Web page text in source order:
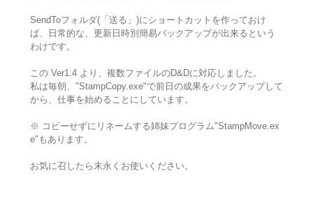
SendToフォルダ(「送る」)にショートカットを作っておけ
ば、日常的な、更新日時別簡易バックアップが出来るという
わけです。
この Ver1.4 より、複数ファイルのD&Dに対応しました。
私は毎朝、"StampCopy.exe"で前日の成果をバックアップして
から、仕事を始めることにしています。
※ コピーせずにリネームする姉妹プログラム"StampMove.ex
e"もあります。
お気に召したら末永くお使いください。